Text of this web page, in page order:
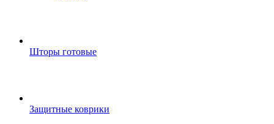
Шторы готовые
Защитные коврики